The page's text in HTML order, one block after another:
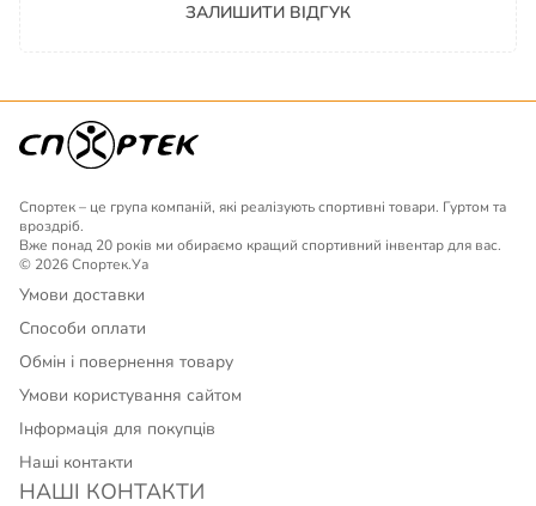
ЗАЛИШИТИ ВІДГУК
Спортек – це група компаній, які реалізують спортивні товари. Гуртом та
вроздріб.
Вже понад 20 років ми обираємо кращий спортивний інвентар для вас.
© 2026 Спортек.Уа
Умови доставки
Способи оплати
Обмін і повернення товару
Умови користування сайтом
Інформація для покупців
Наші контакти
НАШІ КОНТАКТИ